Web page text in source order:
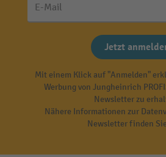
E-Mail
Jetzt
Mit einem Klick auf "Anmelden"
Werbung von Jungheinrich
Newsletter zu
Nähere Informationen zur
Newsletter finden Sie